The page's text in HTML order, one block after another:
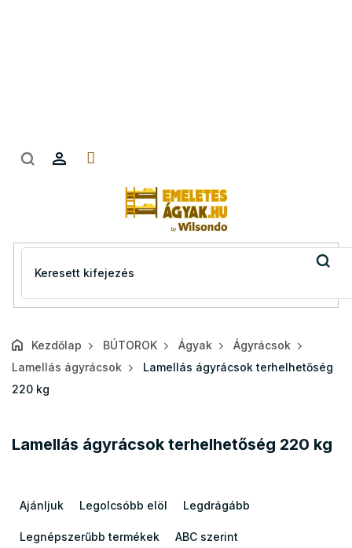
Kezdőlap BÚTOROK Ágyak
Ágyrácsok
Lamellás ágyrácsok
Lamellás ágyrácsok terhelhetőség
220 kg
Lamellás ágyrácsok terhelhetőség 220 kg
e
m
Ajánljuk Legolcsóbb elöl Legdrágább
Legnépszerűbb termékek ABC szerint